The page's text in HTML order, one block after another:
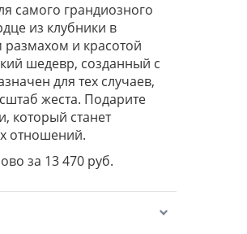
самого грандиозного
из клубники в
и красотой
шедевр, созданный с
для тех случаев,
жеста. Подарите
который станет
отношений.
за 13 470 руб.